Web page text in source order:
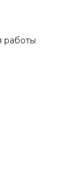
работы